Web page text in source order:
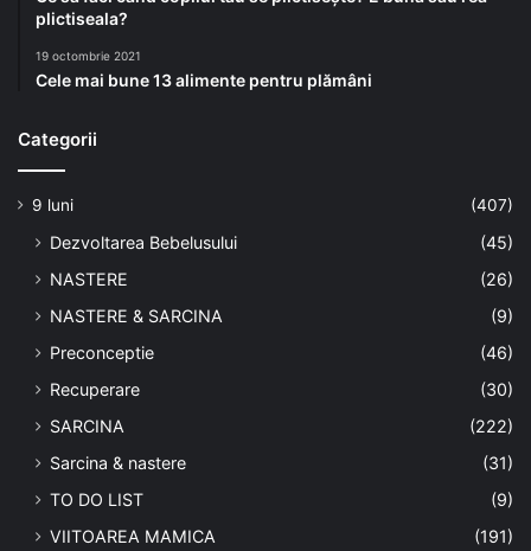
plictiseala?
19 octombrie 2021
Cele mai bune 13 alimente pentru plămâni
Categorii
9 luni (407)
Dezvoltarea Bebelusului
(45)
NASTERE
(26)
NASTERE & SARCINA
(9)
Preconceptie
(46)
Recuperare
(30)
SARCINA
(222)
Sarcina & nastere
(31)
TO DO LIST
(9)
VIITOAREA MAMICA
(191)